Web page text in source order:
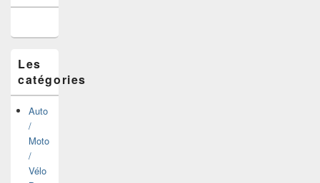
latérale
Les
catégories
Auto
/
Moto
/
Vélo